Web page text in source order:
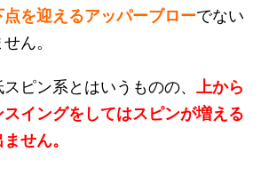
を迎えるアッパーブローでない
ん。
ピン系とはいうものの、
上から
イングをしてはスピンが増える
せん。